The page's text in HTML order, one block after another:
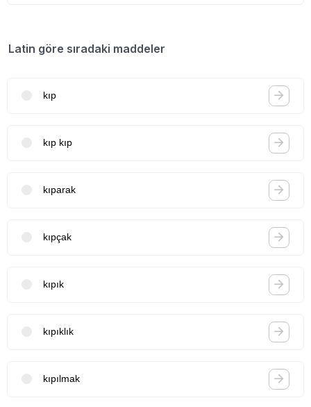
Latin göre sıradaki maddeler
kıp
kıp kıp
kıparak
kıpçak
kıpık
kıpıklık
kıpılmak